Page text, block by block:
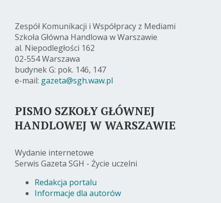
Zespół Komunikacji i Współpracy z Mediami
Szkoła Główna Handlowa w Warszawie
al. Niepodległości 162
02-554 Warszawa
budynek G: pok. 146, 147
e-mail: gazeta@sgh.waw.pl
PISMO SZKOŁY GŁÓWNEJ
HANDLOWEJ W WARSZAWIE
Wydanie internetowe
Serwis Gazeta SGH - Życie uczelni
Redakcja portalu
Informacje dla autorów